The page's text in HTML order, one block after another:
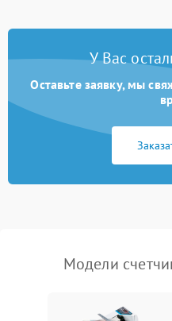
Неисправность системы
перенапряжения
Неисправность системы
защиты от замыкания
защиты от перегрузок
У Вас
Оставьте заявку, мы
Модели